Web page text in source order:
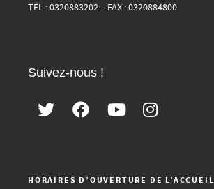
TÉL : 0320883202 – FAX : 0320884800
Suivez-nous !
HORAIRES D’OUVERTURE DE L’ACCUEIL